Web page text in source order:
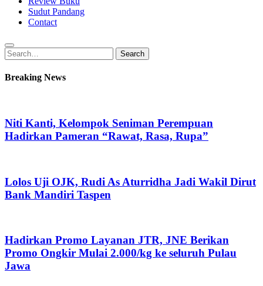
Sudut Pandang
Contact
Search
for:
Search
Breaking News
Niti Kanti, Kelompok Seniman Perempuan
Hadirkan Pameran “Rawat, Rasa, Rupa”
Lolos Uji OJK, Rudi As Aturridha Jadi Wakil Dirut
Bank Mandiri Taspen
Hadirkan Promo Layanan JTR, JNE Berikan
Promo Ongkir Mulai 2.000/kg ke seluruh Pulau
Jawa